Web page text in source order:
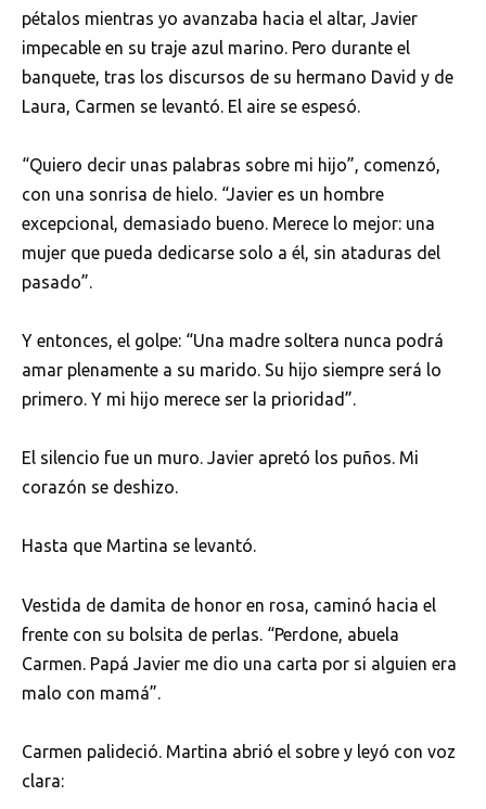
pétalos mientras yo avanzaba hacia el altar, Javier
impecable en su traje azul marino. Pero durante el
banquete, tras los discursos de su hermano David y de
Laura, Carmen se levantó. El aire se espesó.
“Quiero decir unas palabras sobre mi hijo”, comenzó,
con una sonrisa de hielo. “Javier es un hombre
excepcional, demasiado bueno. Merece lo mejor: una
mujer que pueda dedicarse solo a él, sin ataduras del
pasado”.
Y entonces, el golpe: “Una madre soltera nunca podrá
amar plenamente a su marido. Su hijo siempre será lo
primero. Y mi hijo merece ser la prioridad”.
El silencio fue un muro. Javier apretó los puños. Mi
corazón se deshizo.
Hasta que Martina se levantó.
Vestida de damita de honor en rosa, caminó hacia el
frente con su bolsita de perlas. “Perdone, abuela
Carmen. Papá Javier me dio una carta por si alguien era
malo con mamá”.
Carmen palideció. Martina abrió el sobre y leyó con voz
clara: